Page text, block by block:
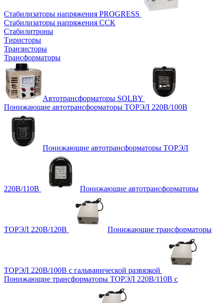
Стабилизаторы напряжения PROGRESS
Стабилизаторы напряжения ССК
Стабилитроны
Тиристоры
Транзисторы
Трансформаторы
Автотрансформаторы SOLBY
Понижающие автотрансформаторы ТОРЭЛ 220В/100В
Понижающие автотрансформаторы ТОРЭЛ
220В/110В Понижающие автотрансформаторы
ТОРЭЛ 220В/120В Понижающие трансформаторы
ТОРЭЛ 220В/100В с гальванической развязкой
Понижающие трансформаторы ТОРЭЛ 220В/110В с